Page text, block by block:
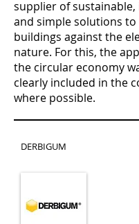
supplier of
and simple solutions
buildings against the
nature. For this, the
the circular economy
clearly included in the
where possible.
DERBIGUM